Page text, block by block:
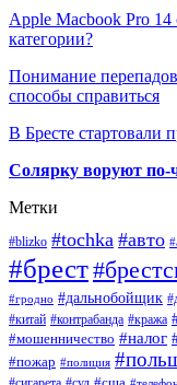
Apple Macbook Pro
категории?
Понимание
способы справиться
В Бресте стартовали
Солярку воруют по-
Метки
#blizko #tochka #авто
#брест
#гродно #дальнобойщик
#китай #контрабанда #кража
#мошенничество #налог
#пожар #полиция